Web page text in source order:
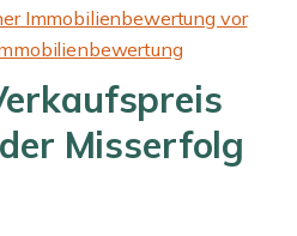
Immobilienbewertung vor
Misserfolg